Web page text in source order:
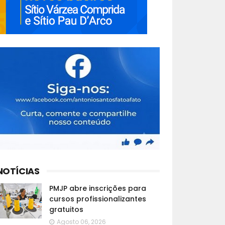
PMJP abre inscrições para
cursos profissionalizantes
gratuitos
Agosto 06, 2026